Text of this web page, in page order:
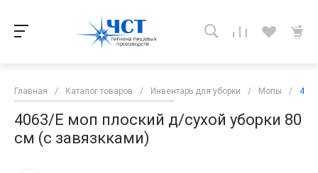
Главная / Каталог товаров / Инвентарь для уборки / Мопы /
4063/E моп плоский д/сухой уборки 80
см (с завязкками)